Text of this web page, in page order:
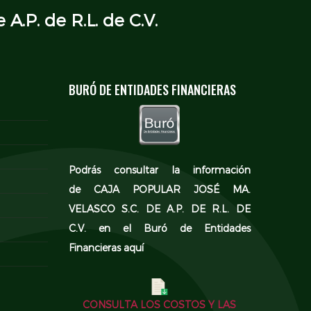
de R.L. de C.V.
BURÓ DE ENTIDADES FINANCIERAS
Podrás consultar la información
de CAJA POPULAR JOSÉ MA.
VELASCO S.C. DE A.P. DE R.L. DE
C.V. en el
Buró de Entidades
Financieras aquí
CONSULTA LOS COSTOS Y LAS